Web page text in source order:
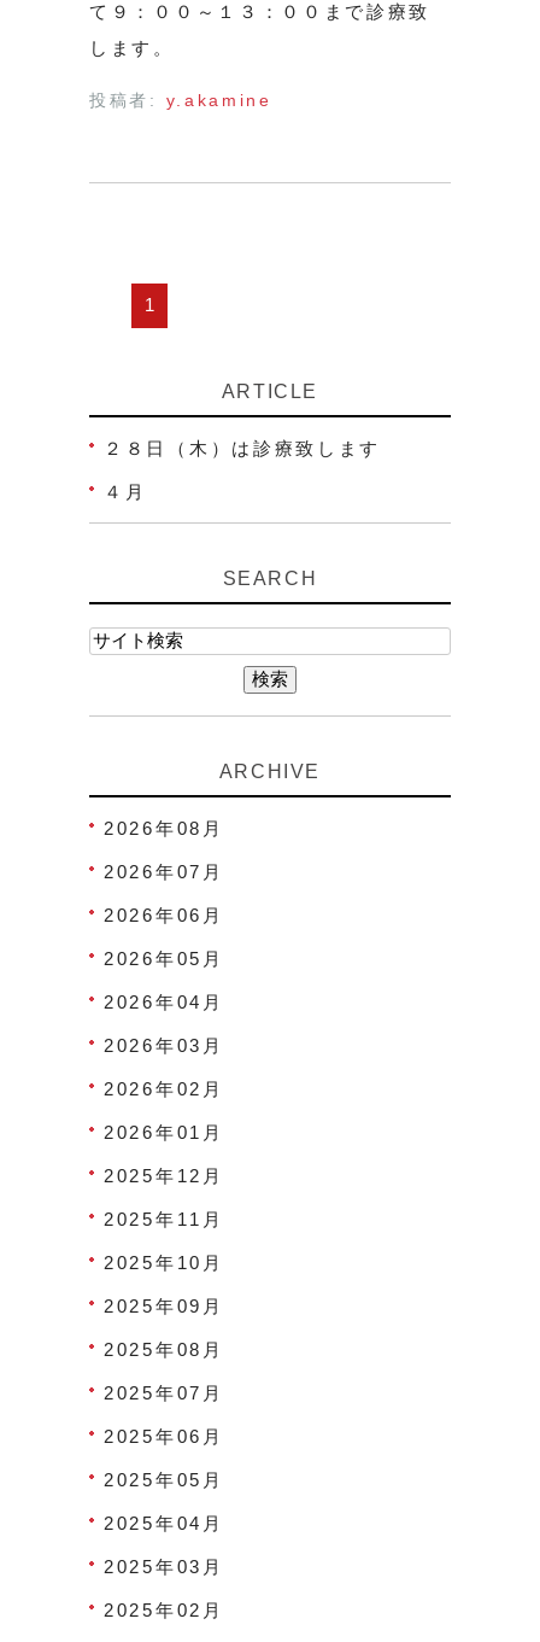
て９：００～１３：００まで診療致
します。
投稿者: y.akamine
1
ARTICLE
２８日（木）は診療致します
４月
SEARCH
ARCHIVE
2026年08月
2026年07月
2026年06月
2026年05月
2026年04月
2026年03月
2026年02月
2026年01月
2025年12月
2025年11月
2025年10月
2025年09月
2025年08月
2025年07月
2025年06月
2025年05月
2025年04月
2025年03月
2025年02月